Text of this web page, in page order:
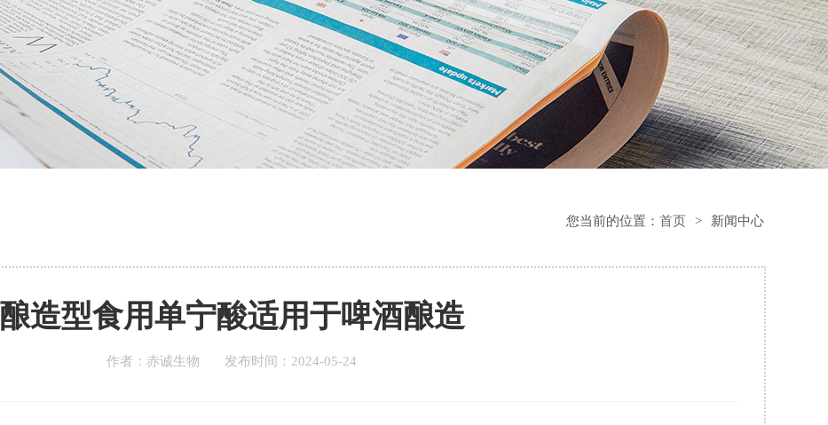
您当前的位置： 首页 > 新闻中心
酿造型食用单宁酸适用于啤酒酿造
作者：赤诚生物 发布时间：2024-05-24